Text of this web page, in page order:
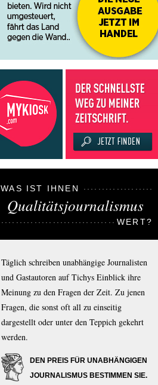
WAS IST IHNEN
Qualitätsjournalismus
WERT?
Täglich schreiben unabhängige Journalisten
und Gastautoren auf Tichys Einblick ihre
Meinung zu den Fragen der Zeit. Zu jenen
Fragen, die sonst oft all zu einseitig
dargestellt oder unter den Teppich gekehrt
werden.
DEN PREIS FÜR UNABHÄNGIGEN
JOURNALISMUS BESTIMMEN SIE.